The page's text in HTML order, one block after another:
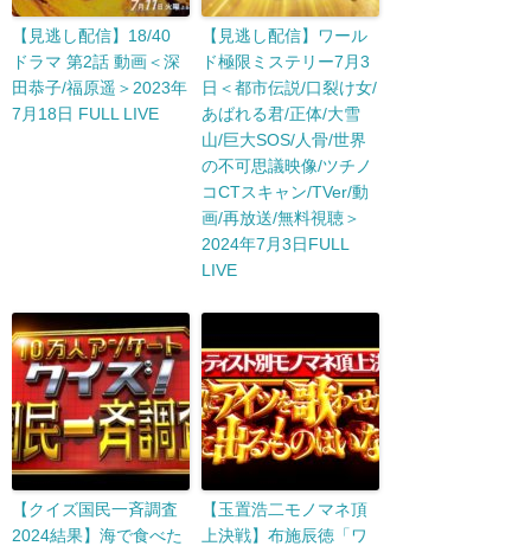
【見逃し配信】18/40
ドラマ 第2話 動画＜深
田恭子/福原遥＞2023年
7月18日 FULL LIVE
【見逃し配信】ワール
ド極限ミステリー7月3
日＜都市伝説/口裂け女/
あばれる君/正体/大雪
山/巨大SOS/人骨/世界
の不可思議映像/ツチノ
コCTスキャン/TVer/動
画/再放送/無料視聴＞
2024年7月3日FULL
LIVE
【クイズ国民一斉調査
2024結果】海で食べた
【玉置浩二モノマネ頂
上決戦】布施辰徳「ワ